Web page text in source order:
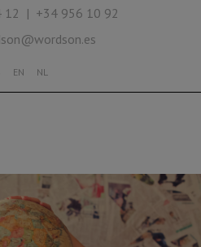
12 | +34 956 10 92
EN NL